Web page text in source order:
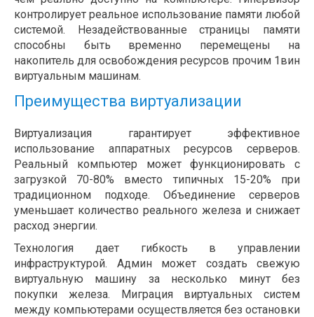
контролирует реальное использование памяти любой
системой. Незадействованные страницы памяти
способны быть временно перемещены на
накопитель для освобождения ресурсов прочим 1вин
виртуальным машинам.
Преимущества виртуализации
Виртуализация гарантирует эффективное
использование аппаратных ресурсов серверов.
Реальный компьютер может функционировать с
загрузкой 70-80% вместо типичных 15-20% при
традиционном подходе. Объединение серверов
уменьшает количество реального железа и снижает
расход энергии.
Технология дает гибкость в управлении
инфраструктурой. Админ может создать свежую
виртуальную машину за несколько минут без
покупки железа. Миграция виртуальных систем
между компьютерами осуществляется без остановки